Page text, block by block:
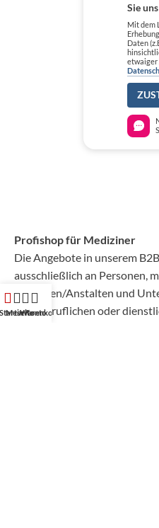
Profishop für Mediziner
Die Angebote in unserem
ausschließlich an Personen,
Behörden/Anstalten und
ihrer beruflichen oder
Startseite
Mein Konto
Warenkorb
Sie
Mit dem
Daten
etwaiger